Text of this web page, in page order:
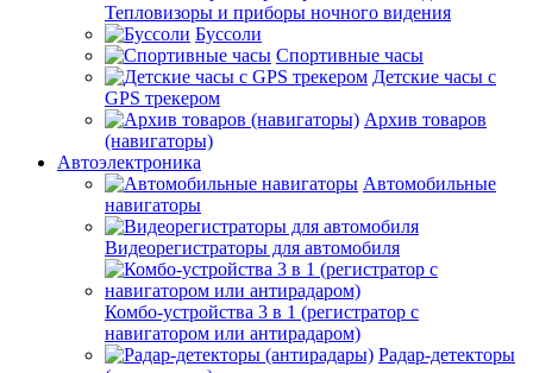
Тепловизоры и приборы ночного видения
Буссоли
Спортивные часы
Детские часы с
GPS трекером
Архив товаров
(навигаторы)
Автоэлектроника
Автомобильные
навигаторы
Видеорегистраторы для автомобиля
Комбо-устройства 3 в 1 (регистратор с
навигатором или антирадаром)
Радар-детекторы